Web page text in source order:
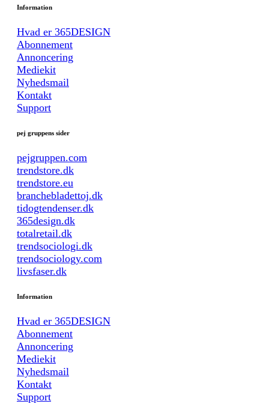
Information
Hvad er 365DESIGN
Abonnement
Annoncering
Mediekit
Nyhedsmail
Kontakt
Support
pej gruppens sider
pejgruppen.com
trendstore.dk
trendstore.eu
branchebladettoj.dk
tidogtendenser.dk
365design.dk
totalretail.dk
trendsociologi.dk
trendsociology.com
livsfaser.dk
Information
Hvad er 365DESIGN
Abonnement
Annoncering
Mediekit
Nyhedsmail
Kontakt
Support